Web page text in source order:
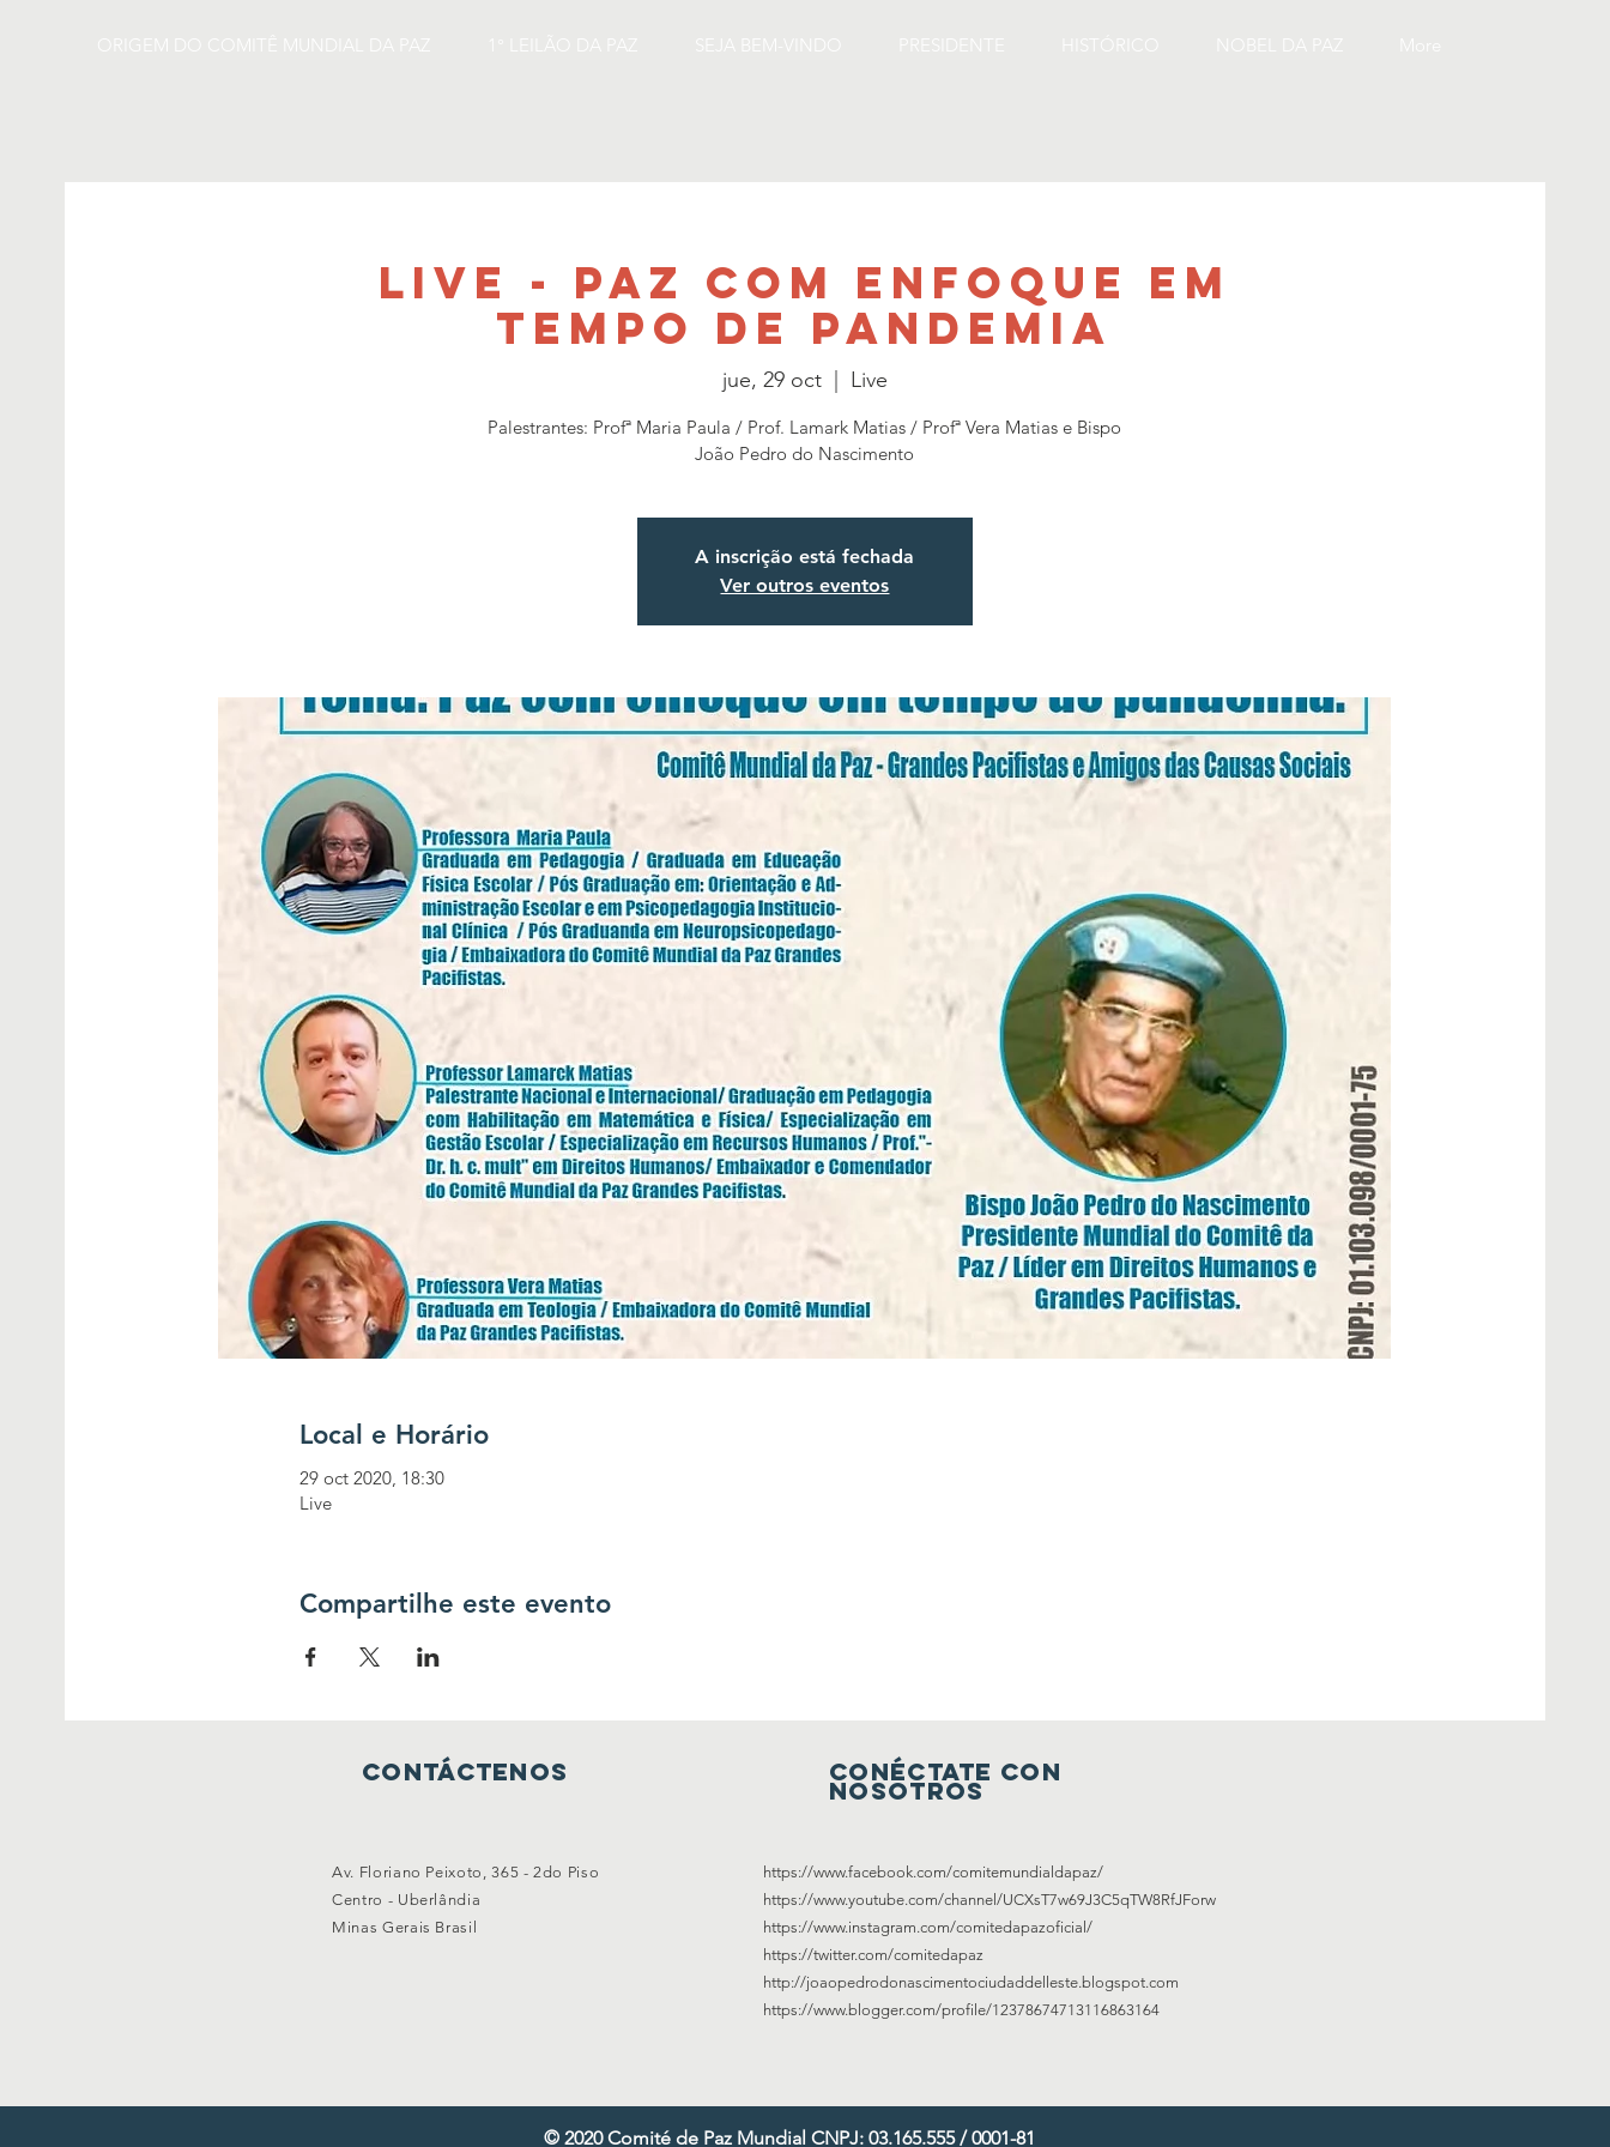
LIVE - Paz com enfoque em
tempo de pandemia
jue, 29 oct
  |
Live
Palestrantes: Profª Maria Paula / Prof. Lamark Matias / Profª Vera Matias e Bispo
João Pedro do Nascimento
A inscrição está fechada
Ver outros eventos
Local e Horário
29 oct 2020, 18:30
Live
Compartilhe este evento
Contáctenos
Av. Floriano Peixoto, 365 - 2do Piso
Centro - Uberlândia
Minas Gerais Brasil
Conéctate con
nosotros
https://www.facebook.com/comitemundialdapaz/
https://www.youtube.com/channel/UCXsT7w69J3C5qTW8RfJForw
https://www.instagram.com/comitedapazoficial/
https://twitter.com/comitedapaz
http://joaopedrodonascimentociudaddelleste.blogspot.com
https://www.blogger.com/profile/12378674713116863164
© 2020 Comité de Paz Mundial CNPJ: 03.165.555 / 0001-81